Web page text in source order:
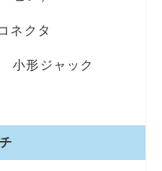
ネクタ
小形ジャック